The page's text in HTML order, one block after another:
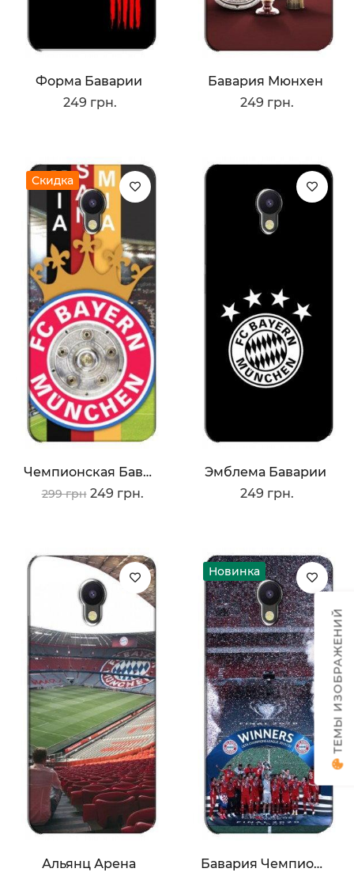
Форма Баварии
249 грн.
Бавария Мюнхен
249 грн.
Скидка
Чемпионская Бавария
299 грн 249 грн.
Эмблема Баварии
249 грн.
Альянц Арена
Новинка
Бавария Чемпионы
ТЕМЫ ИЗОБРАЖЕНИЙ